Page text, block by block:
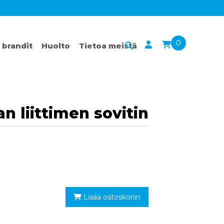
brandit Huolto Tietoa meistä 0
liittimen sovitin
Lisää ostoskoriin